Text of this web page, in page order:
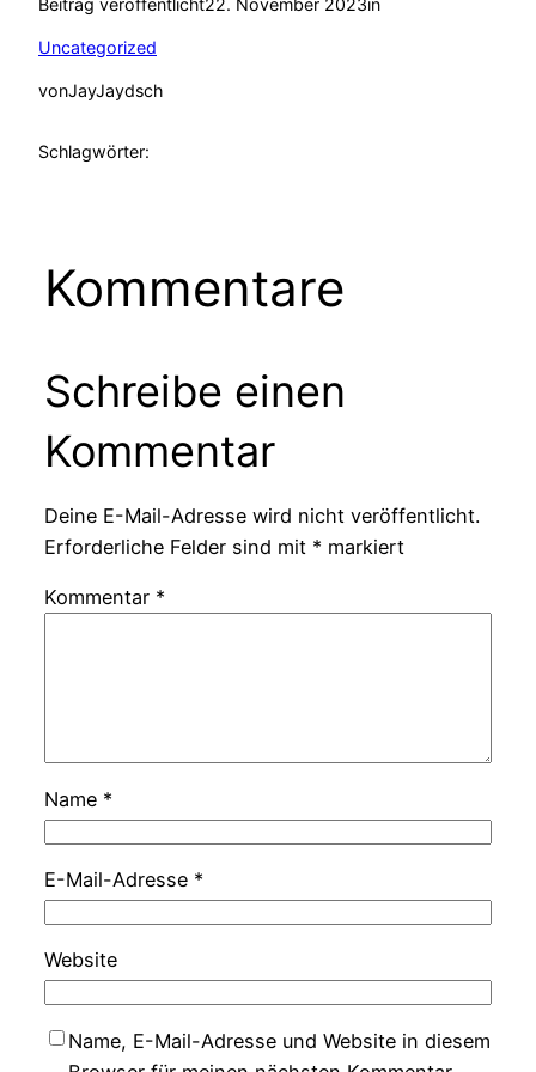
Uncategorized
vonJayJaydsch
Schlagwörter:
Kommentare
Schreibe einen
Kommentar
Deine E-Mail-Adresse wird nicht veröffentlicht.
Erforderliche Felder sind mit * markiert
Kommentar *
Name *
E-Mail-Adresse *
Website
Name, E-Mail-Adresse und Website in diesem